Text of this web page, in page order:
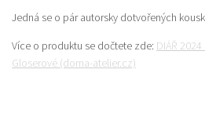
Jedná se o pár autorsky dotvořených
Více o produktu se dočtete zde: DIÁŘ
Gloserové (doma-atelier.cz)